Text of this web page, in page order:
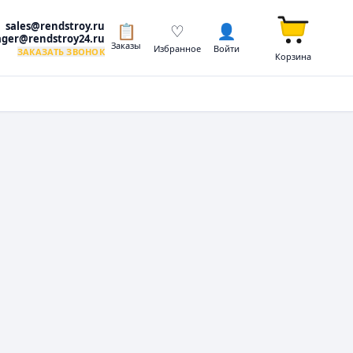
sales@rendstroy.ru
ЗАКАЗАТЬ ЗВОНОК
📋
Заказы
♡
Избранное
👤
Войти
Корзина